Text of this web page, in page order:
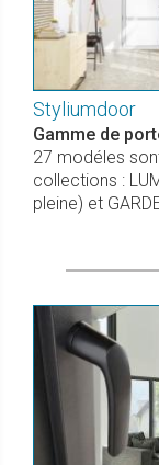
Styliumdoor
Gamme de
27 modéles
collections :
pleine) et